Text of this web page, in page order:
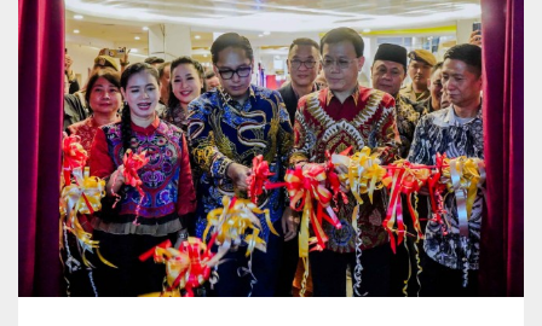
m
l
e
k
B
a
g
i
a
n
d
a
r
i